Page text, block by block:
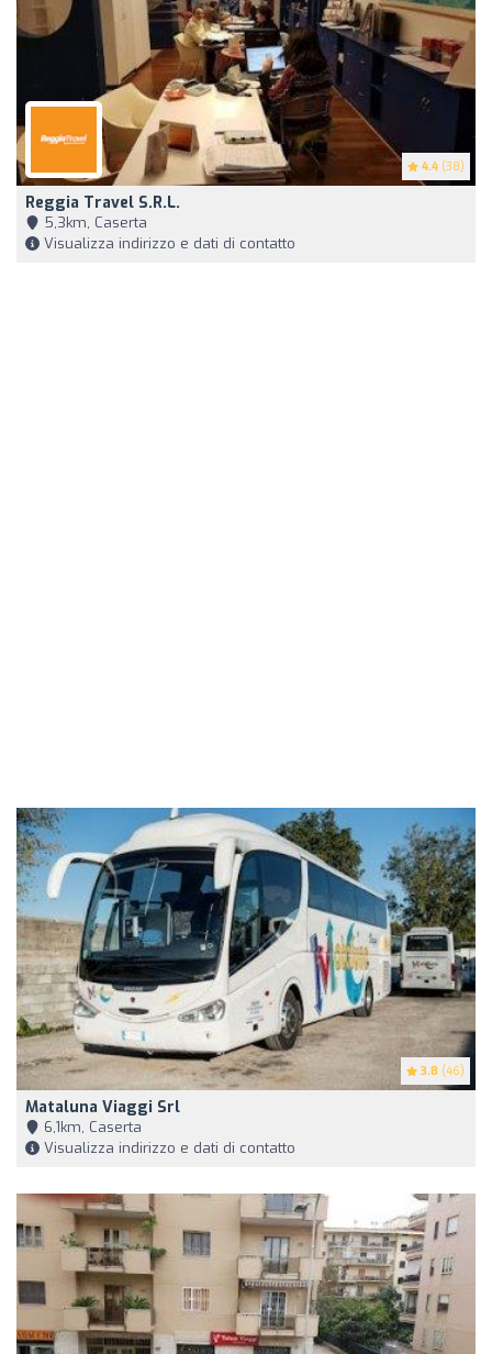
4.4 (38)
Reggia Travel S.r.l.
5,3km, Caserta
Visualizza indirizzo e dati di contatto
3.8 (46)
Mataluna Viaggi Srl
6,1km, Caserta
Visualizza indirizzo e dati di contatto